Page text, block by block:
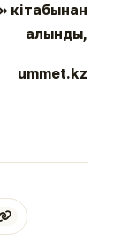
кітабынан
алынды,
ummet.kz